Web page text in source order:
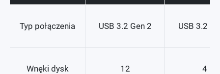
Typ połączenia USB 3.2 Gen 2 USB 3.2
Wnęki dysk 12 4